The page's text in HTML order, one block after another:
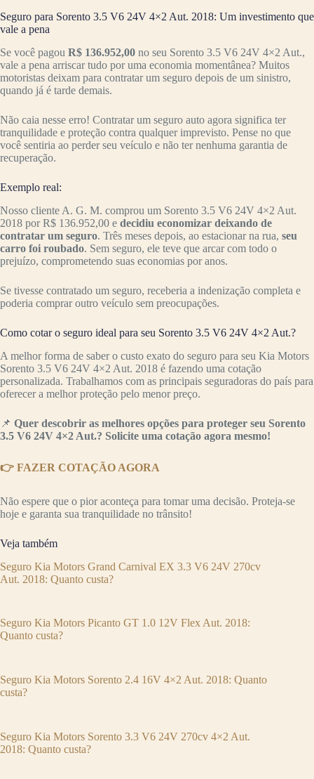
Seguro para Sorento 3.5 V6 24V 4×2 Aut. 2018: Um investimento que
vale a pena
Se você pagou R$ 136.952,00 no seu Sorento 3.5 V6 24V 4×2 Aut.,
vale a pena arriscar tudo por uma economia momentânea? Muitos
motoristas deixam para contratar um seguro depois de um sinistro,
quando já é tarde demais.
Não caia nesse erro! Contratar um seguro auto agora significa ter
tranquilidade e proteção contra qualquer imprevisto. Pense no que
você sentiria ao perder seu veículo e não ter nenhuma garantia de
recuperação.
Exemplo real:
Nosso cliente A. G. M. comprou um Sorento 3.5 V6 24V 4×2 Aut.
2018 por R$ 136.952,00 e decidiu economizar deixando de
contratar um seguro. Três meses depois, ao estacionar na rua, seu
carro foi roubado. Sem seguro, ele teve que arcar com todo o
prejuízo, comprometendo suas economias por anos.
Se tivesse contratado um seguro, receberia a indenização completa e
poderia comprar outro veículo sem preocupações.
Como cotar o seguro ideal para seu Sorento 3.5 V6 24V 4×2 Aut.?
A melhor forma de saber o custo exato do seguro para seu Kia Motors
Sorento 3.5 V6 24V 4×2 Aut. 2018 é fazendo uma cotação
personalizada. Trabalhamos com as principais seguradoras do país para
oferecer a melhor proteção pelo menor preço.
📌 Quer descobrir as melhores opções para proteger seu Sorento
3.5 V6 24V 4×2 Aut.? Solicite uma cotação agora mesmo!
👉 FAZER COTAÇÃO AGORA
Não espere que o pior aconteça para tomar uma decisão. Proteja-se
hoje e garanta sua tranquilidade no trânsito!
Veja também
Seguro Kia Motors Grand Carnival EX 3.3 V6 24V 270cv
Aut. 2018: Quanto custa?
Seguro Kia Motors Picanto GT 1.0 12V Flex Aut. 2018:
Quanto custa?
Seguro Kia Motors Sorento 2.4 16V 4×2 Aut. 2018: Quanto
custa?
Seguro Kia Motors Sorento 3.3 V6 24V 270cv 4×2 Aut.
2018: Quanto custa?